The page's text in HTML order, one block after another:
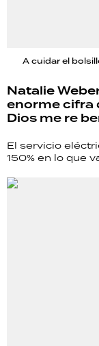
A cuidar el
Natalie
enorme cifra
Dios me re
El servicio
150% en lo que